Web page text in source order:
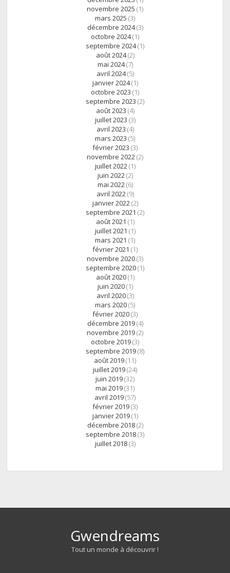
novembre 2025 (1)
mars 2025 (3)
décembre 2024(3)
octobre 2024(1)
septembre 2024(1)
août 2024(2)
mai 2024(7)
avril 2024(5)
janvier 2024(1)
octobre 2023 (1)
septembre 2023 (2)
août 2023 (4)
juillet 2023 (3)
avril 2023 (4)
mars 2023 (5)
février 2023 (3)
novembre 2022(2)
juillet 2022(1)
juin 2022(2)
mai 2022(6)
avril 2022(9)
janvier 2022(2)
septembre 2021 (2)
août 2021 (1)
juillet 2021 (1)
mars 2021 (1)
février 2021 (1)
novembre 2020(3)
septembre 2020(1)
août 2020(1)
juin 2020(1)
avril 2020(3)
mars 2020(5)
février 2020(3)
décembre 2019(4)
novembre 2019(2)
octobre 2019(3)
septembre 2019(8)
août 2019(11)
juillet 2019(24)
juin 2019(32)
mai 2019(31)
avril 2019(57)
février 2019(3)
janvier 2019(1)
décembre 2018(2)
septembre 2018(3)
juillet 2018(3)
Gwendreams
Tout un monde à découvrir !